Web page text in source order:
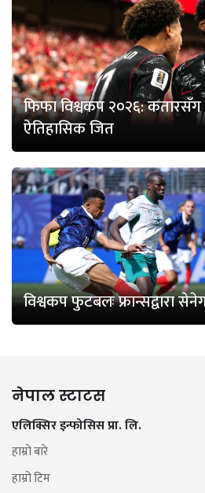
फिफा विश्वकप २०२६:
ऐतिहासिक जित
विश्वकप फुटबलः फ्रान्सद्वारा
नेपाल स्टाटस
एलिक्सिर इन्फोसिस प्रा. लि.
हाम्रो बारे
हाम्रो टिम